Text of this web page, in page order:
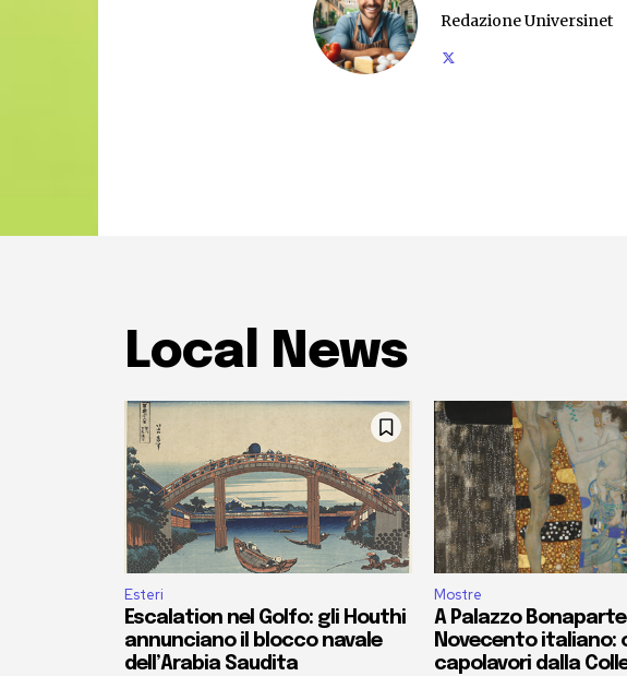
Redazione Universinet
Local News
Esteri
Escalation nel Golfo: gli Houthi
annunciano il blocco navale
dell’Arabia Saudita
Mostre
A Palazzo Bonaparte
Novecento italiano:
capolavori dalla